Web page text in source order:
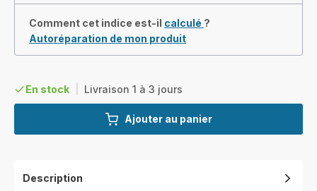
Comment cet indice est-il calculé ?
Autoréparation de mon produit
En stock Livraison 1 à 3 jours
Ajouter au panier
Description